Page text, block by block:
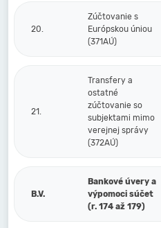
20.
Zúčtovanie s
Európskou úniou
(371AÚ)
21.
Transfery a
ostatné
zúčtovanie so
subjektami mimo
verejnej správy
(372AÚ)
B.V.
Bankové úvery a
výpomoci súčet
(r. 174 až 179)